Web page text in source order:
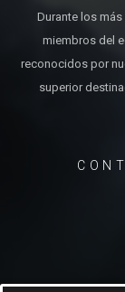
Durante los
miembros del
reconocidos por
superior